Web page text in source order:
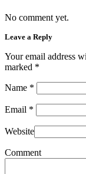
No comment yet.
Leave a Reply
Your email address
marked *
Name *
Email *
Website
Comment